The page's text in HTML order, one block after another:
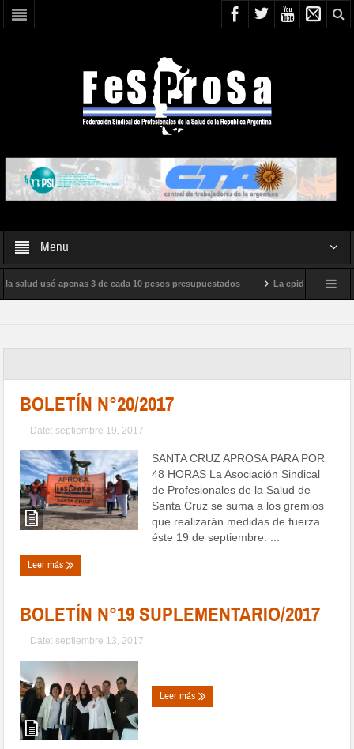
Menu
usó apenas 3 de cada 10 pesos presupuestados La epidemia de
BOLETÍN N°20/2017
| Date: septiembre 19, 2017
SANTA CRUZ APROSA PARA POR
48 HORAS La Asociación Sindical
de Profesionales de la Salud de
Santa Cruz se suma a los gremios
que realizarán medidas de fuerza
éste 19 de septiembre. ...
Leer más
BOLETÍN N°19 SUPLEMENTARIO/2017
| Date: septiembre 13, 2017
Leer más